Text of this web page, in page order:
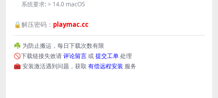
系统要求:> 14.0 macOS
🔒解压密码： playmac.cc
☘️ 为防止搬运，每日下载次数有限
🚫下载链接失效请评论留言或提交工单处理
🧰 安装激活遇到问题，获取 有偿远程安装 服务